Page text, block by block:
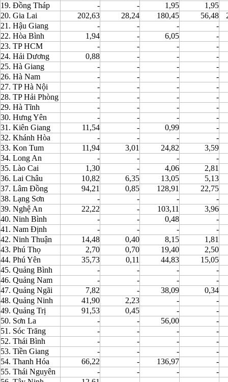
19. Đồng Tháp
- - 1,95
1,95
20. Gia Lai
202,63 28,24 180,45 56,48
21. Hậu Giang
- - -
-
22. Hòa Bình
1,94 - 6,05
-
23. TP HCM
- - -
-
24. Hải Dương
0,88 - -
-
25. Hà Giang
- - -
-
26. Hà Nam
- - -
-
27. TP Hà Nội
- - -
-
28. TP Hải Phòng
- - -
-
29. Hà Tĩnh
- - -
-
30. Hưng Yên
- - -
-
31. Kiên Giang
11,54 - 0,99
-
32. Khánh Hòa
- - -
-
33. Kon Tum
11,94 3,01 24,82
3,59
34. Long An
- - -
-
35. Lào Cai
1,30 - 4,06
2,81
36. Lai Châu
10,82 6,35 13,05
5,13
37. Lâm Đồng
94,21 0,85 128,91
22,75
38. Lạng Sơn
- - -
-
39. Nghệ An
22,22 - 103,11
3,96
40. Ninh Bình
- - 0,48
-
41. Nam Định
- - -
-
42. Ninh Thuận
14,48 0,40 8,15
1,81
43. Phú Thọ
2,70 0,70 19,40
2,50
44. Phú Yên
35,73 0,11 44,83
15,05
45. Quảng Bình
- - -
-
46. Quảng Nam
- - -
-
47. Quảng Ngãi
7,82 - 38,09
0,34
48. Quảng Ninh
41,90 2,23 -
-
49. Quảng Trị
91,53 0,45 -
-
50. Sơn La
- - 56,00
-
51. Sóc Trăng
- - -
-
52. Thái Bình
- - -
-
53. Tiền Giang
- - -
-
54. Thanh Hóa
66,22 - 136,97
-
55. Thái Nguyên
- - -
-